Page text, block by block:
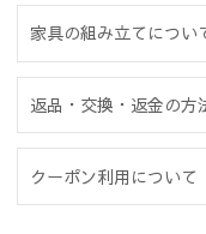
家具の組み立てについ
返品・交換・返金の方
クーポン利用について